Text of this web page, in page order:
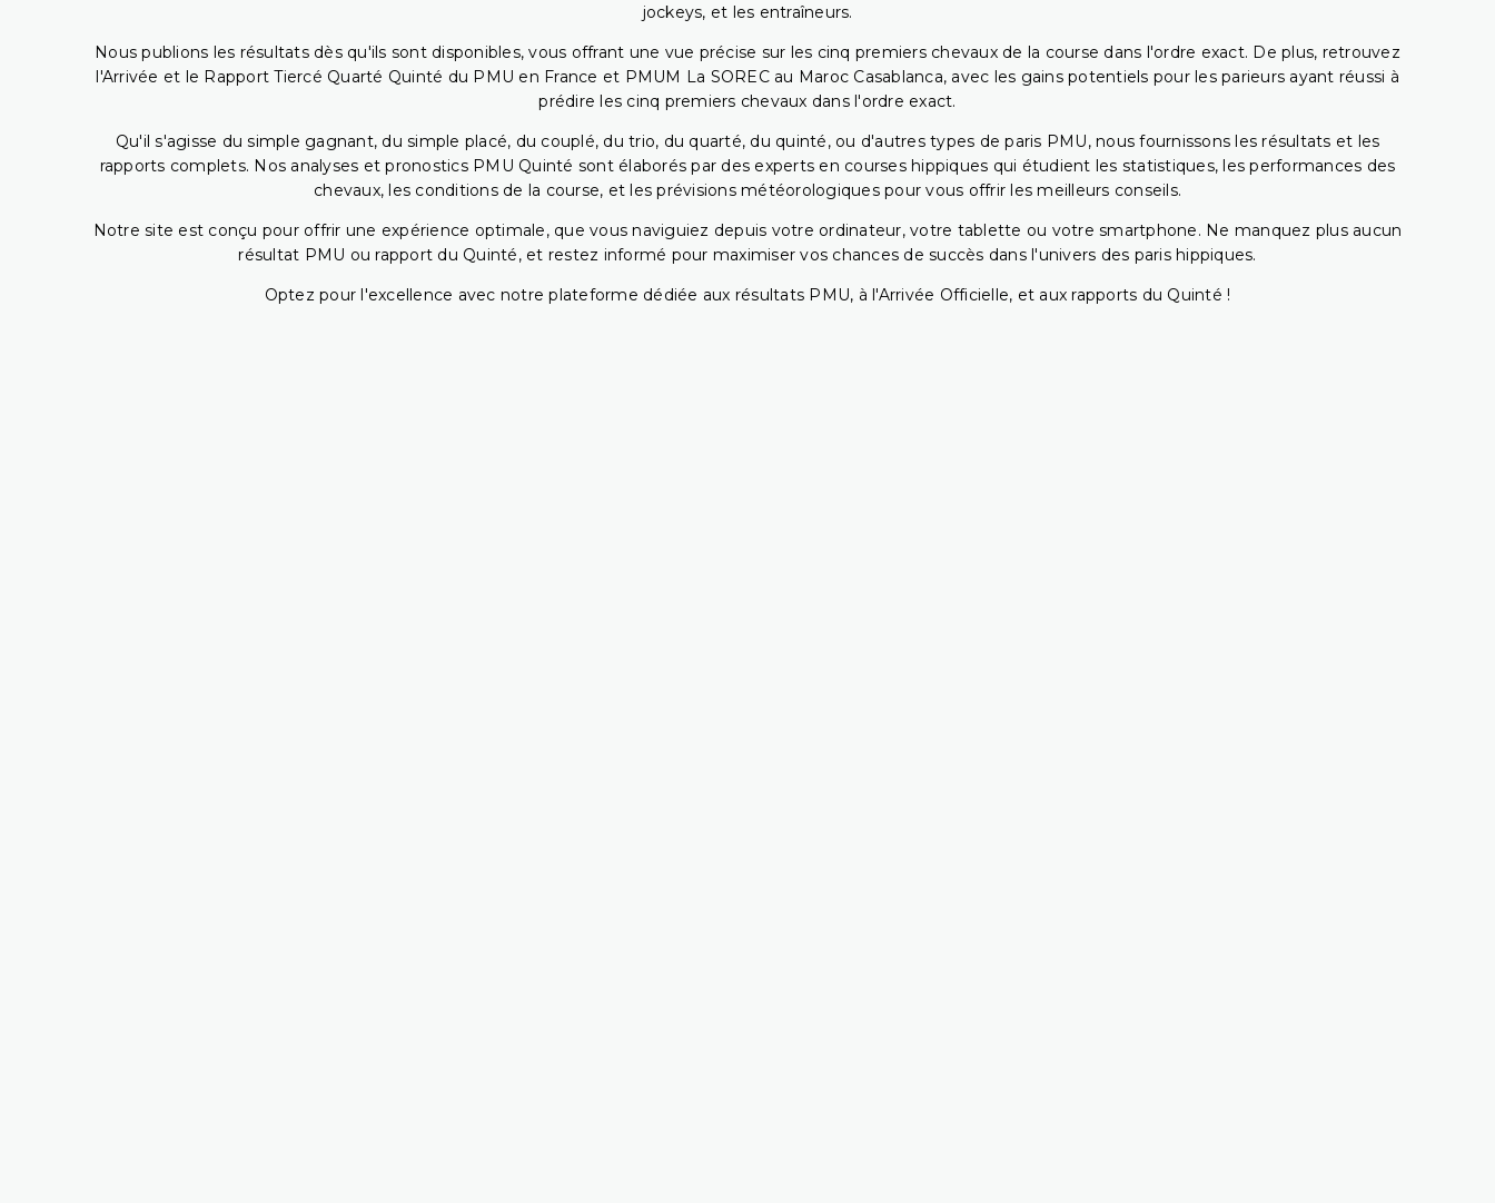
jockeys, et les entraîneurs.
Nous publions les résultats dès qu'ils sont disponibles, vous offrant une vue précise sur les cinq premiers chevaux de la course dans l'ordre exact. De plus, retrouvez
l'Arrivée et le Rapport Tiercé Quarté Quinté du PMU en France et PMUM La SOREC au Maroc Casablanca, avec les gains potentiels pour les parieurs ayant réussi à
prédire les cinq premiers chevaux dans l'ordre exact.
Qu'il s'agisse du simple gagnant, du simple placé, du couplé, du trio, du quarté, du quinté, ou d'autres types de paris PMU, nous fournissons les résultats et les
rapports complets. Nos analyses et pronostics PMU Quinté sont élaborés par des experts en courses hippiques qui étudient les statistiques, les performances des
chevaux, les conditions de la course, et les prévisions météorologiques pour vous offrir les meilleurs conseils.
Notre site est conçu pour offrir une expérience optimale, que vous naviguiez depuis votre ordinateur, votre tablette ou votre smartphone. Ne manquez plus aucun
résultat PMU ou rapport du Quinté, et restez informé pour maximiser vos chances de succès dans l'univers des paris hippiques.
Optez pour l'excellence avec notre plateforme dédiée aux résultats PMU, à l'Arrivée Officielle, et aux rapports du Quinté !